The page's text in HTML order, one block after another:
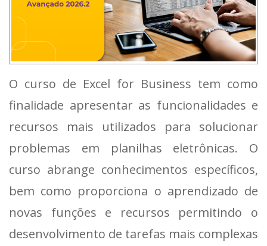
O curso de Excel for Business tem como
finalidade apresentar as funcionalidades e
recursos mais utilizados para solucionar
problemas em planilhas eletrônicas. O
curso abrange conhecimentos específicos,
bem como proporciona o aprendizado de
novas funções e recursos permitindo o
desenvolvimento de tarefas mais complexas